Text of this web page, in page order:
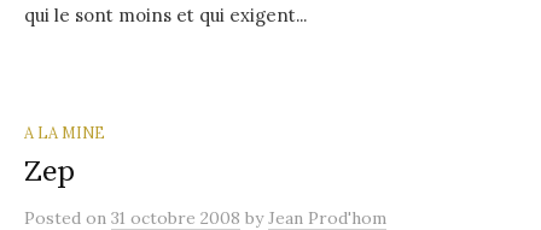
qui le sont moins et qui exigent...
A LA MINE
Zep
Posted on 31 octobre 2008 byJean Prod'hom